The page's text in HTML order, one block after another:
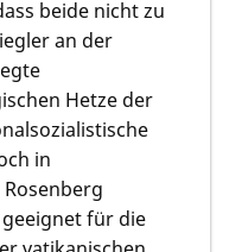
beide nicht zu
an der
Hetze der
in
für die